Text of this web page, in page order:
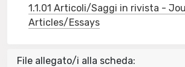
1.1.01 Articoli/Saggi in rivista -
Articles/Essays
File allegato/i alla scheda: